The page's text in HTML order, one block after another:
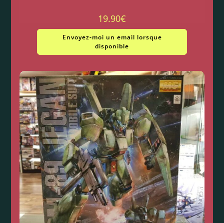
19.90€
Envoyez-moi un email lorsque
disponible